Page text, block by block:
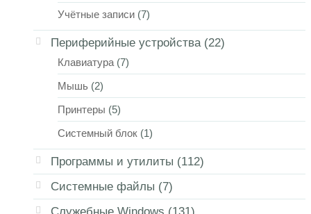
Учётные записи (7)
Периферийные устройства (22)
Клавиатура (7)
Мышь (2)
Принтеры (5)
Системный блок (1)
Программы и утилиты (112)
Системные файлы (7)